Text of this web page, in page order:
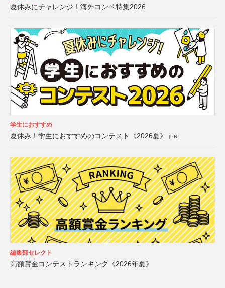
夏休みにチャレンジ！海外コンペ特集2026
学生におすすめ
夏休み！学生におすすめのコンテスト《2026夏》 [PR]
編集部セレクト
高額賞金コンテストランキング《2026年夏》